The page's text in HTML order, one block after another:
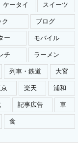
ケータイ
スイーツ
ブログ
ー
モバイル
チ
ラーメン
列車・鉄道
大宮
楽天
浦和
記事広告
車
食